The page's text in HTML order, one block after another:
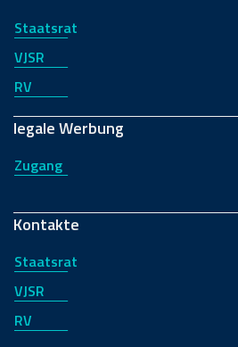
Staatsrat
VJSR
RV
legale Werbung
Zugang
Kontakte
Staatsrat
VJSR
RV